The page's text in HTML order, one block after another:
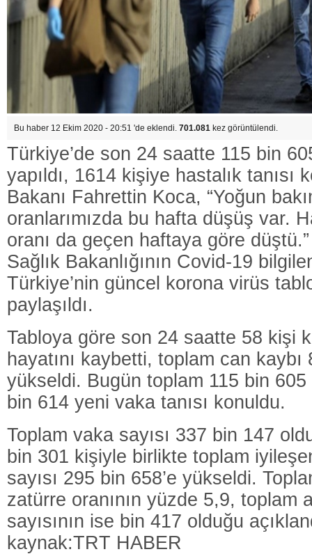
Bu haber 12 Ekim 2020 - 20:51 'de eklendi. 701.081 kez görüntülendi.
Türkiye’de son 24 saatte 115 bin
yapıldı, 1614 kişiye hastalık tanısı
Bakanı Fahrettin Koca, “Yoğun
oranlarımızda bu hafta düşüş var.
oranı da geçen haftaya göre
Sağlık Bakanlığının Covid-19
Türkiye’nin güncel korona virüs
paylaşıldı.
Tabloya göre son 24 saatte 58 kişi
hayatını kaybetti, toplam can kaybı
yükseldi. Bugün toplam 115 bin 605
bin 614 yeni vaka tanısı konuldu.
Toplam vaka sayısı 337 bin 147
bin 301 kişiyle birlikte toplam
sayısı 295 bin 658’e yükseldi.
zatürre oranının yüzde 5,9, toplam
sayısının ise bin 417 olduğu
kaynak:TRT HABER